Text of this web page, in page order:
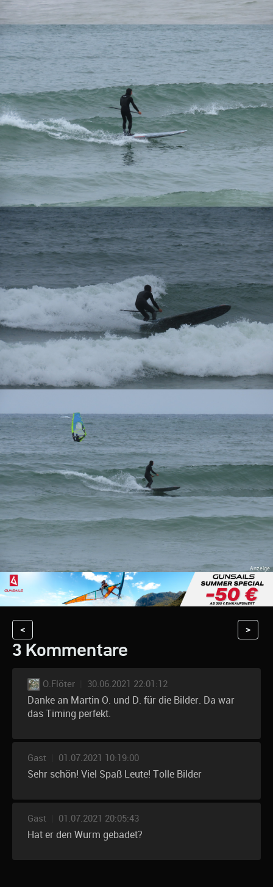
< >
3 Kommentare
O.Flöter 30.06.2021 22:01:12
Danke an Martin O. und D. für die Bilder. Da war
das Timing perfekt.
Gast 01.07.2021 10:19:00
Sehr schön! Viel Spaß Leute! Tolle Bilder
Gast 01.07.2021 20:05:43
Hat er den Wurm gebadet?